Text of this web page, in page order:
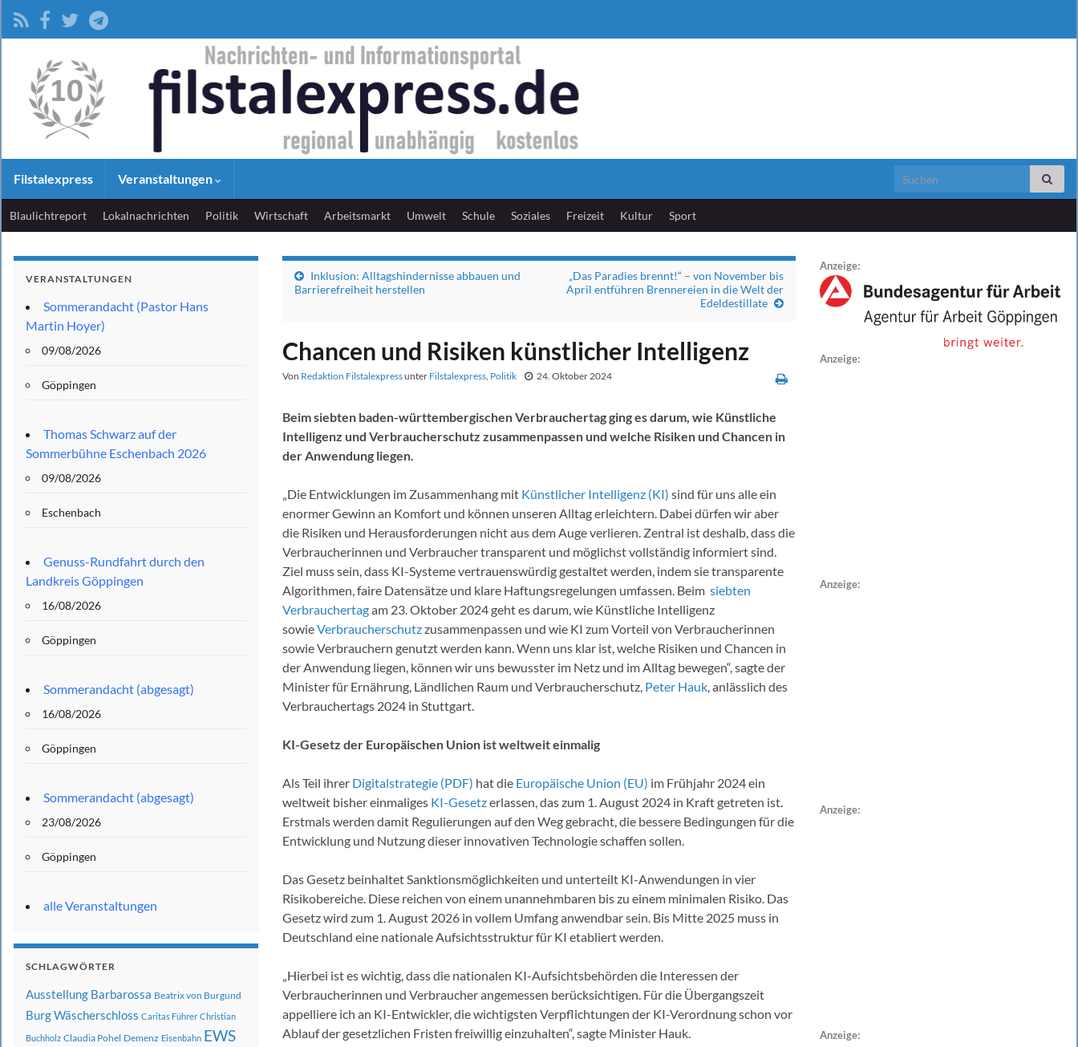
Filstalexpress Veranstaltungen Search for:
Blaulichtreport Lokalnachrichten Politik Wirtschaft Arbeitsmarkt Umwelt Schule Soziales Freizeit Kultur Sport
Inklusion: Alltagshindernisse abbauen und
Barrierefreiheit herstellen
„Das Paradies brennt!“ – von November bis
April entführen Brennereien in die Welt der
Edeldestillate
Chancen und Risiken künstlicher Intelligenz
Von Redaktion Filstalexpressunter Filstalexpress, Politik 24. Oktober 2024
Beim siebten baden-württembergischen Verbrauchertag ging es darum, wie Künstliche
Intelligenz und Verbraucherschutz zusammenpassen und welche Risiken und Chancen in
der Anwendung liegen.
„Die Entwicklungen im Zusammenhang mit Künstlicher Intelligenz (KI) sind für uns alle ein
enormer Gewinn an Komfort und können unseren Alltag erleichtern. Dabei dürfen wir aber
die Risiken und Herausforderungen nicht aus dem Auge verlieren. Zentral ist deshalb, dass die
Verbraucherinnen und Verbraucher transparent und möglichst vollständig informiert sind.
Ziel muss sein, dass KI-Systeme vertrauenswürdig gestaltet werden, indem sie transparente
Algorithmen, faire Datensätze und klare Haftungsregelungen umfassen. Beim siebten
Verbrauchertagam 23. Oktober 2024 geht es darum, wie Künstliche Intelligenz
sowieVerbraucherschutzzusammenpassen und wie KI zum Vorteil von Verbraucherinnen
sowie Verbrauchern genutzt werden kann. Wenn uns klar ist, welche Risiken und Chancen in
der Anwendung liegen, können wir uns bewusster im Netz und im Alltag bewegen“, sagte der
Minister für Ernährung, Ländlichen Raum und Verbraucherschutz, Peter Hauk, anlässlich des
Verbrauchertags 2024 in Stuttgart.
KI-Gesetz der Europäischen Union ist weltweit einmalig
Als Teil ihrer Digitalstrategie (PDF) hat die Europäische Union (EU) im Frühjahr 2024 ein
weltweit bisher einmaliges KI-Gesetzerlassen, das zum 1. August 2024 in Kraft getreten ist.
Erstmals werden damit Regulierungen auf den Weg gebracht, die bessere Bedingungen für die
Entwicklung und Nutzung dieser innovativen Technologie schaffen sollen.
Das Gesetz beinhaltet Sanktionsmöglichkeiten und unterteilt KI-Anwendungen in vier
Risikobereiche. Diese reichen von einem unannehmbaren bis zu einem minimalen Risiko. Das
Gesetz wird zum 1. August 2026 in vollem Umfang anwendbar sein. Bis Mitte 2025 muss in
Deutschland eine nationale Aufsichtsstruktur für KI etabliert werden.
„Hierbei ist es wichtig, dass die nationalen KI-Aufsichtsbehörden die Interessen der
Verbraucherinnen und Verbraucher angemessen berücksichtigen. Für die Übergangszeit
appelliere ich an KI-Entwickler, die wichtigsten Verpflichtungen der KI-Verordnung schon vor
Ablauf der gesetzlichen Fristen freiwillig einzuhalten“, sagte Minister Hauk.
VERANSTALTUNGEN
Sommerandacht (Pastor Hans
Martin Hoyer)
09/08/2026
Göppingen
Thomas Schwarz auf der
Sommerbühne Eschenbach 2026
09/08/2026
Eschenbach
Genuss-Rundfahrt durch den
Landkreis Göppingen
16/08/2026
Göppingen
Sommerandacht (abgesagt)
16/08/2026
Göppingen
Sommerandacht (abgesagt)
23/08/2026
Göppingen
alle Veranstaltungen
SCHLAGWÖRTER
Ausstellung Barbarossa Beatrix von Burgund
Burg Wäscherschloss Caritas Führer Christian
Buchholz Claudia Pohel Demenz Eisenbahn EWS
Anzeige:
Anzeige:
Anzeige:
Anzeige:
Anzeige: